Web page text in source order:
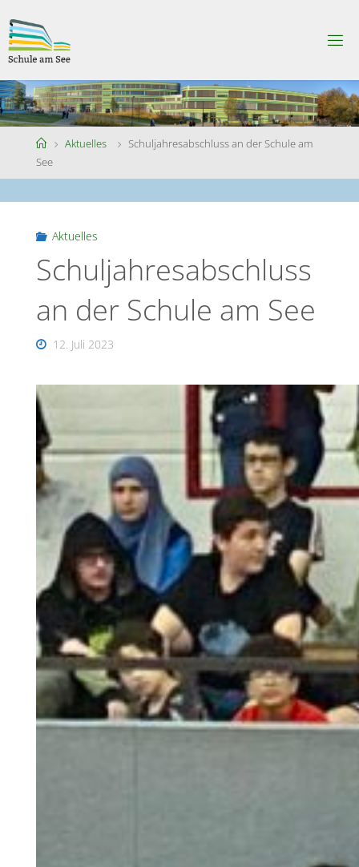
to
content
CHU
LEA
MS
EE
HomeAktuelles
Schuljahresabschluss an der Schule am
See
Aktuelles
Schuljahresabschluss
an der Schule am See
12. Juli 2023